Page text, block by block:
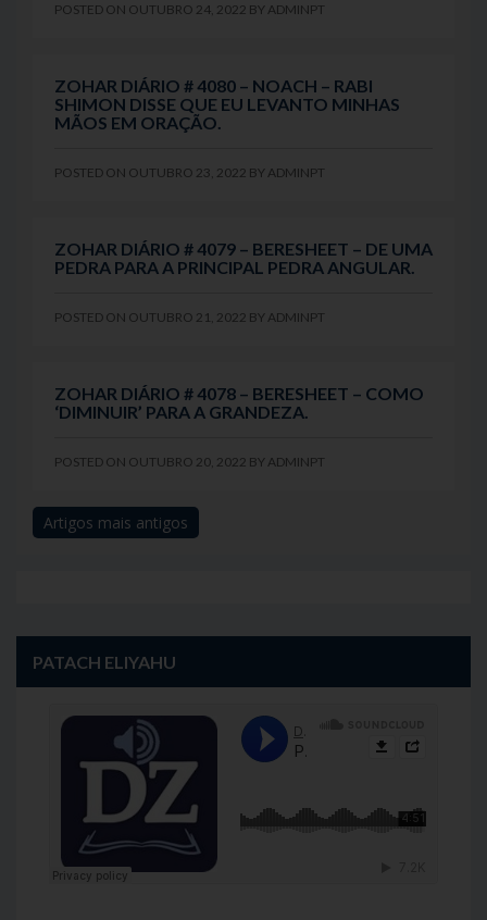
POSTED ON OUTUBRO 24, 2022 BY ADMINPT
ZOHAR DIÁRIO # 4080 – NOACH – RABI
SHIMON DISSE QUE EU LEVANTO MINHAS
MÃOS EM ORAÇÃO.
POSTED ON OUTUBRO 23, 2022 BY ADMINPT
ZOHAR DIÁRIO # 4079 – BERESHEET – DE UMA
PEDRA PARA A PRINCIPAL PEDRA ANGULAR.
POSTED ON OUTUBRO 21, 2022 BY ADMINPT
ZOHAR DIÁRIO # 4078 – BERESHEET – COMO
‘DIMINUIR’ PARA A GRANDEZA.
POSTED ON OUTUBRO 20, 2022 BY ADMINPT
Navegação
Artigos mais antigos
PATACH ELIYAHU